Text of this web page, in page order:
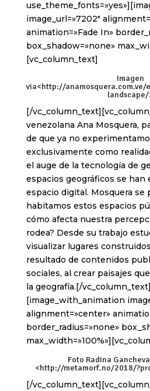
image_url=»7202″
animation=»Fade In»
box_shadow=»none»
[vc_column_text]
Imagen
via<http://
landscape/
[/
venezolana Ana Mosquera,
de que ya no
exclusivamente como
el auge de la tecnología de
espacios geográficos se han
espacio digital. Mosquera se
habitamos estos espacios
cómo afecta nuestra
rodea? Desde su trabajo
visualizar lugares
resultado de contenidos
sociales, al crear paisajes
la geografía.[/vc_column_text]
[image_with_animation
alignment=»center»
border_radius=»none»
Foto Radina
<http://metamorf.no/2018/
[/